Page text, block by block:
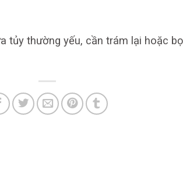
tủy thường yếu, cần trám lại hoặc